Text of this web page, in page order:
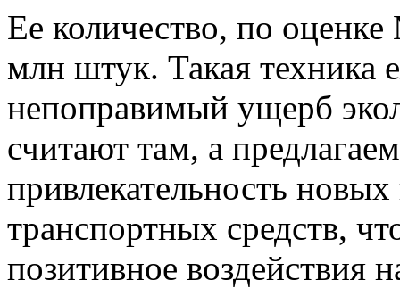
Ее количество, по
млн штук. Такая техника
непоправимый ущерб
считают там, а
привлекательность
транспортных средств,
позитивное